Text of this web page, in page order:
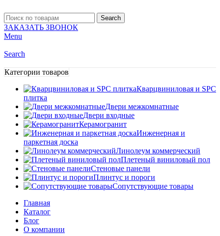
Search
ЗАКАЗАТЬ ЗВОНОК
Menu
Search
Категории товаров
Кварцвиниловая и SPC
плитка
Двери межкомнатные
Двери входные
Керамогранит
Инженерная и
паркетная доска
Линолеум коммерческий
Плетеный виниловый пол
Стеновые панели
Плинтус и пороги
Сопутствующие товары
Главная
Каталог
Блог
О компании